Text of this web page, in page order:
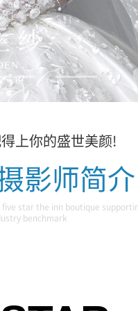
上你的盛世美颜!
影师简介
star the inn boutique
benchmark